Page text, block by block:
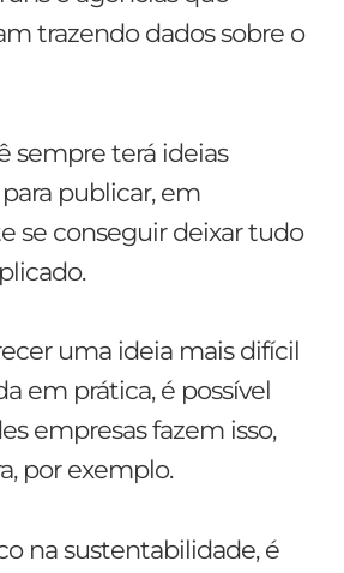
trazendo dados sobre o
sempre terá ideias
publicar, em
se conseguir deixar tudo
uma ideia mais difícil
em prática, é possível
empresas fazem isso,
por exemplo.
na sustentabilidade, é